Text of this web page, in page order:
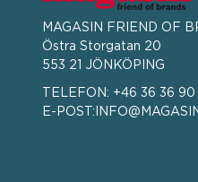
MAGASIN FRIEND OF
Östra Storgatan 20
553 21 JÖNKÖPING
TELEFON: +46 36 36 90
E-POST: